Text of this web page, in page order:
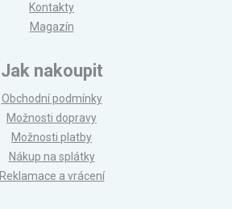
Kontakty
Magazín
Jak nakoupit
Obchodní podmínky
Možnosti dopravy
Možnosti platby
Nákup na splátky
Reklamace a vrácení